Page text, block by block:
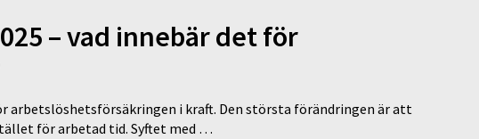
– vad innebär det för
arbetslöshetsförsäkringen i kraft. Den största förändringen är att
för arbetad tid. Syftet med …